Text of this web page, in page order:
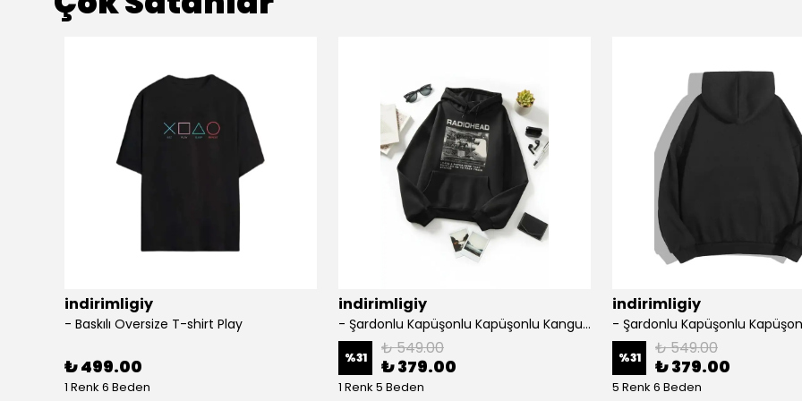
indirimligiy
- Baskılı Oversize T-shirt Play
₺ 499.00
1 Renk 6 Beden
indirimligiy
- Şardonlu Kapüşonlu Kapüşonlu Kanguru Cep Oversize Lastik Paça Sweatshirt Takimi
%31 ₺ 549.00
₺ 379.00
1 Renk 5 Beden
indirimligiy
%31 ₺ 549.00
₺ 379.00
5 Renk 6 Beden